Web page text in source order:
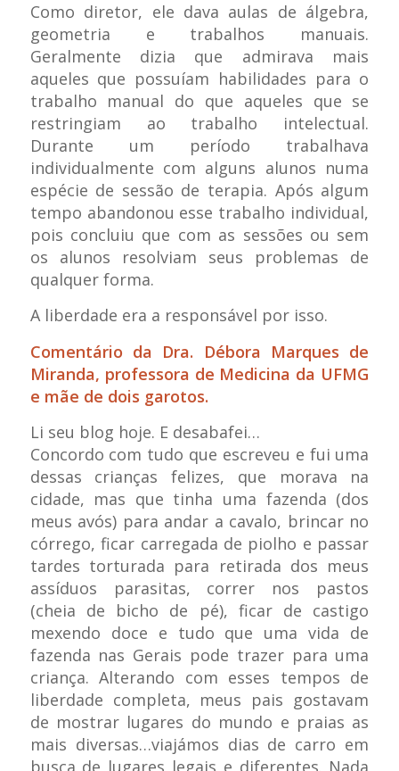
Como diretor, ele dava aulas de álgebra,
geometria e trabalhos manuais.
Geralmente dizia que admirava mais
aqueles que possuíam habilidades para o
trabalho manual do que aqueles que se
restringiam ao trabalho intelectual.
Durante um período trabalhava
individualmente com alguns alunos numa
espécie de sessão de terapia. Após algum
tempo abandonou esse trabalho individual,
pois concluiu que com as sessões ou sem
os alunos resolviam seus problemas de
qualquer forma.
A liberdade era a responsável por isso.
Comentário da Dra. Débora Marques de
Miranda, professora de Medicina da UFMG
e mãe de dois garotos.
Li seu blog hoje. E desabafei…
Concordo com tudo que escreveu e fui uma
dessas crianças felizes, que morava na
cidade, mas que tinha uma fazenda (dos
meus avós) para andar a cavalo, brincar no
córrego, ficar carregada de piolho e passar
tardes torturada para retirada dos meus
assíduos parasitas, correr nos pastos
(cheia de bicho de pé), ficar de castigo
mexendo doce e tudo que uma vida de
fazenda nas Gerais pode trazer para uma
criança. Alterando com esses tempos de
liberdade completa, meus pais gostavam
de mostrar lugares do mundo e praias as
mais diversas…viajámos dias de carro em
busca de lugares legais e diferentes. Nada